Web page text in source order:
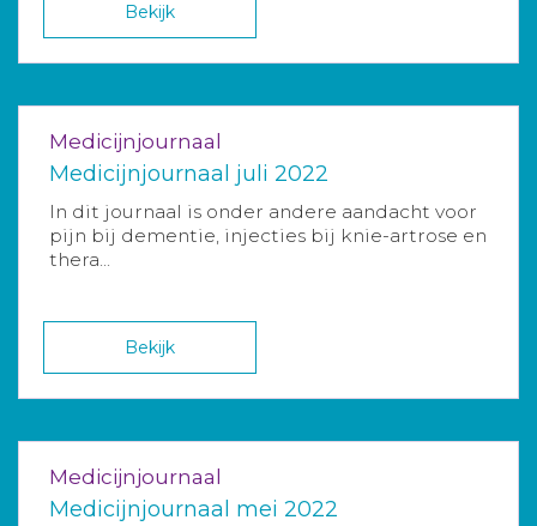
Bekijk
Medicijnjournaal
Medicijnjournaal juli 2022
In dit journaal is onder andere aandacht voor
pijn bij dementie, injecties bij knie-artrose en
thera...
Bekijk
Medicijnjournaal
Medicijnjournaal mei 2022